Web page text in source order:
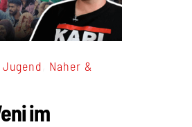
,Jugend Naher &
im